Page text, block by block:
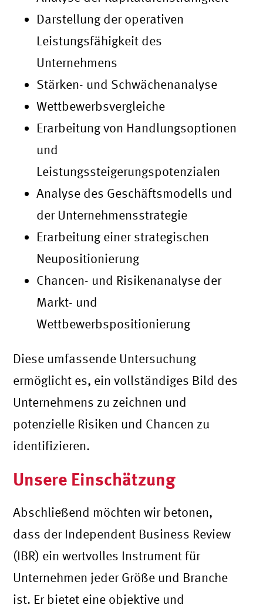
Darstellung der operativen
Leistungsfähigkeit des
Unternehmens
Stärken- und Schwächenanalyse
Wettbewerbsvergleiche
Erarbeitung von Handlungsoptionen
und
Leistungssteigerungspotenzialen
Analyse des Geschäftsmodells und
der Unternehmensstrategie
Erarbeitung einer strategischen
Neupositionierung
Chancen- und Risikenanalyse der
Markt- und
Wettbewerbspositionierung
Diese umfassende Untersuchung
ermöglicht es, ein vollständiges Bild des
Unternehmens zu zeichnen und
potenzielle Risiken und Chancen zu
identifizieren.
Unsere Einschätzung
Abschließend möchten wir betonen,
dass der Independent Business Review
(IBR) ein wertvolles Instrument für
Unternehmen jeder Größe und Branche
ist. Er bietet eine objektive und